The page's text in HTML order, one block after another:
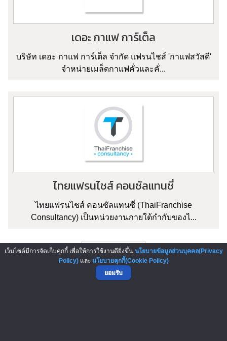
เดอะ กาแฟ การ์เต็ล
บริษัท เดอะ กาแฟ การ์เต็ล จำกัด แฟรนไชส์ 'กาแฟสวัสดี'
จำหน่ายเมล็ดกาแฟคั่วและคั่...
ไทยแฟรนไชส์ คอนซัลแทนซี่
ไทยแฟรนไชส์ คอนซัลแทนซี่ (ThaiFranchise
Consultancy) เป็นหน่วยงานภายใต้กำกับของไ...
▲ GO TO TOP
เว็บไซต์มีการจัดเก็บคุกกี้ เพื่อให้การใช้งานดียิ่งขึ้น นโยบายข้อมูลส่วนบุคคล(Privacy
Policy)และ นโยบายคุกกี้(Cookie Policy)
ยอมรับ